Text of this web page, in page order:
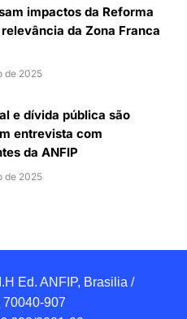
impactos da Reforma
da Zona Franca
de 2025
e dívida pública são
entrevista com
da ANFIP
de 2025
Ed. ANFIP, Brasilia /
70040-907